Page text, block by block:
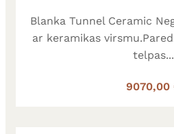
Blanka Tunnel Ceramic
ar keramikas
telpas...
9070,00